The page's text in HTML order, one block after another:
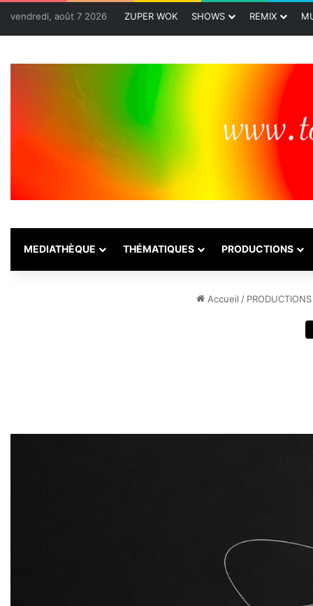
vendredi, août 7 2026 ZUPER WOK SHOWS REMIX
MEDIATHÈQUE THÉMATIQUES PRODUCTIONS
Accueil / PRODUCTIONS